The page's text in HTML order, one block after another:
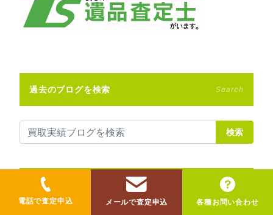
過去のブログを検索 Search
検索
最近の記事 New column
電話で査定申込 メールで査定申込 各種お問い合わせ